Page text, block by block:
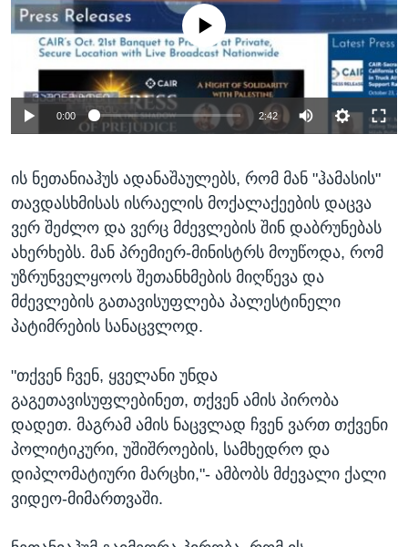
No media source currently available
0:00 2:42
ის ნეთანიაჰუს ადანაშაულებს, რომ მან "ჰამასის"
თავდასხმისას ისრაელის მოქალაქეების დაცვა
ვერ შეძლო და ვერც მძევლების შინ დაბრუნებას
ახერხებს. მან პრემიერ-მინისტრს მოუწოდა, რომ
უზრუნველყოოს შეთანხმების მიღწევა და
მძევლების გათავისუფლება პალესტინელი
პატიმრების სანაცვლოდ.
"თქვენ ჩვენ, ყველანი უნდა
გაგეთავისუფლებინეთ, თქვენ ამის პირობა
დადეთ. მაგრამ ამის ნაცვლად ჩვენ ვართ თქვენი
პოლიტიკური, უშიშროების, სამხედრო და
დიპლომატიური მარცხი,"- ამბობს მძევალი ქალი
ვიდეო-მიმართვაში.